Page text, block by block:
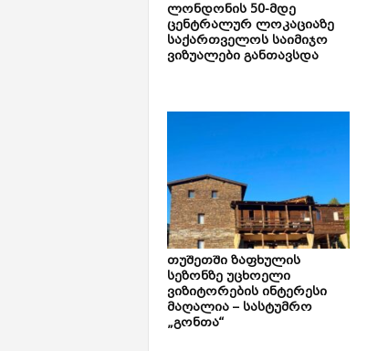
ლონდონის 50-მდე
ცენტრალურ ლოკაციაზე
საქართველოს საიმიჯო
ვიზუალები განთავსდა
თუშეთში ზაფხულის
სეზონზე უცხოელი
ვიზიტორების ინტერესი
მაღალია – სასტუმრო
„გონთა“